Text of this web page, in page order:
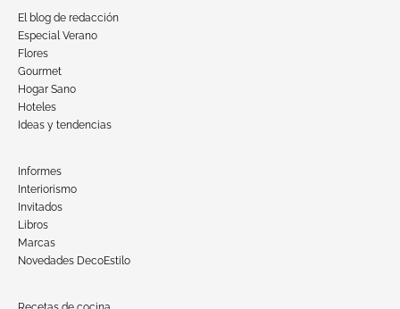
El blog de redacción
Especial Verano
Flores
Gourmet
Hogar Sano
Hoteles
Ideas y tendencias
Informes
Interiorismo
Invitados
Libros
Marcas
Novedades DecoEstilo